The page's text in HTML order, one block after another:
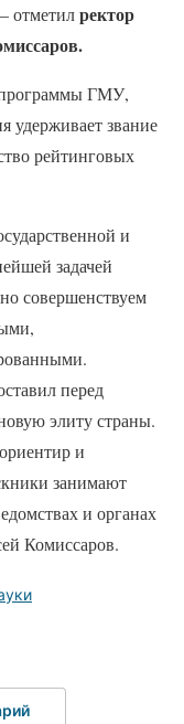
отметилректор
ГМУ,
удерживает звание
рейтинговых
и
задачей
совершенствуем
перед
элиту страны.
и
занимают
и органах
Комиссаров.